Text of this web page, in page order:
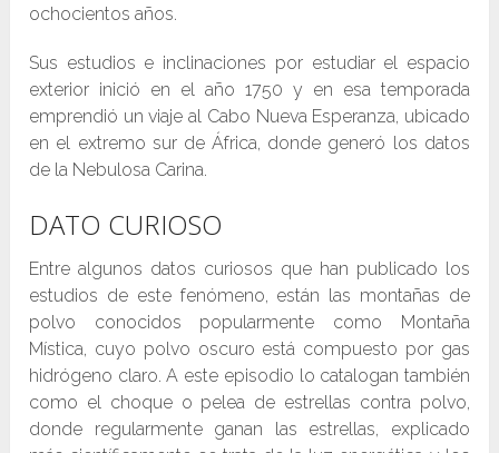
ochocientos años.
Sus estudios e inclinaciones por estudiar el espacio
exterior inició en el año 1750 y en esa temporada
emprendió un viaje al Cabo Nueva Esperanza, ubicado
en el extremo sur de África, donde generó los datos
de la Nebulosa Carina.
DATO CURIOSO
Entre algunos datos curiosos que han publicado los
estudios de este fenómeno, están las montañas de
polvo conocidos popularmente como Montaña
Mística, cuyo polvo oscuro está compuesto por gas
hidrógeno claro. A este episodio lo catalogan también
como el choque o pelea de estrellas contra polvo,
donde regularmente ganan las estrellas, explicado